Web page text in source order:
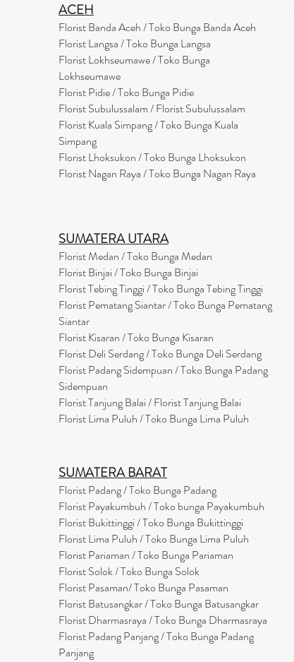
ACEH
Florist Banda Aceh / Toko Bunga Banda Aceh
Florist Langsa / Toko Bunga Langsa
Florist Lokhseumawe / Toko Bunga
Lokhseumawe
Florist Pidie / Toko Bunga Pidie
Florist Subulussalam / Florist Subulussalam
Florist Kuala Simpang / Toko Bunga Kuala
Simpang
Florist Lhoksukon / Toko Bunga Lhoksukon
Florist Nagan Raya / Toko Bunga Nagan Raya
SUMATERA UTARA
Florist Medan / Toko Bunga Medan
Florist Binjai / Toko Bunga Binjai
Florist Tebing Tinggi / Toko Bunga Tebing Tinggi
Florist Pematang Siantar / Toko Bunga Pematang
Siantar
Florist Kisaran / Toko Bunga Kisaran
Florist Deli Serdang / Toko Bunga Deli Serdang
Florist Padang Sidempuan / Toko Bunga Padang
Sidempuan
Florist Tanjung Balai / Florist Tanjung Balai
Florist Lima Puluh / Toko Bunga Lima Puluh
SUMATERA BARAT
Florist Padang / Toko Bunga Padang
Florist Payakumbuh / Toko bunga Payakumbuh
Florist Bukittinggi / Toko Bunga Bukittinggi
Florist Lima Puluh / Toko Bunga Lima Puluh
Florist Pariaman / Toko Bunga Pariaman
Florist Solok / Toko Bunga Solok
Florist Pasaman/ Toko Bunga Pasaman
Florist Batusangkar / Toko Bunga Batusangkar
Florist Dharmasraya / Toko Bunga Dharmasraya
Florist Padang Panjang / Toko Bunga Padang
Panjang